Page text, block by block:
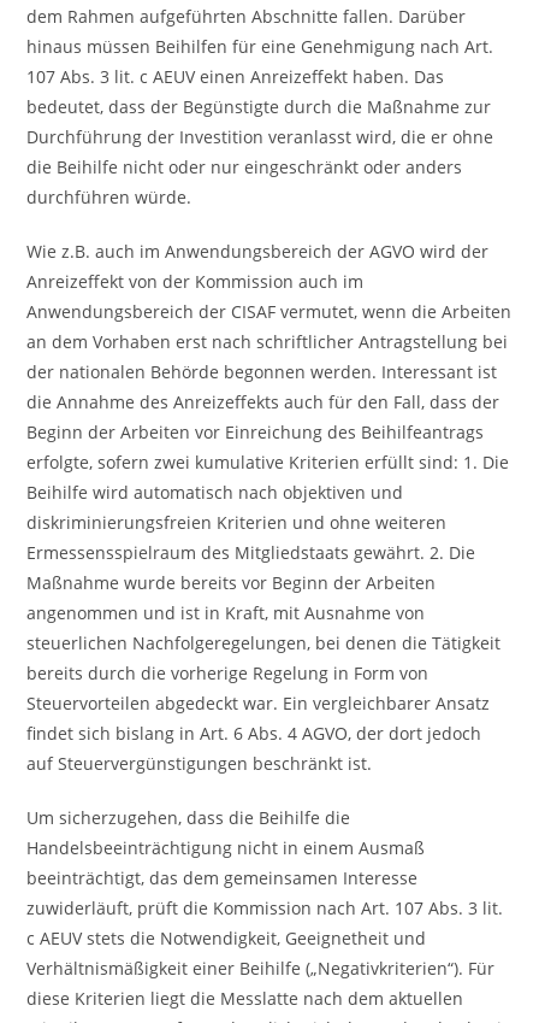
dem Rahmen aufgeführten Abschnitte fallen. Darüber
hinaus müssen Beihilfen für eine Genehmigung nach Art.
107 Abs. 3 lit. c AEUV einen Anreizeffekt haben. Das
bedeutet, dass der Begünstigte durch die Maßnahme zur
Durchführung der Investition veranlasst wird, die er ohne
die Beihilfe nicht oder nur eingeschränkt oder anders
durchführen würde.
Wie z.B. auch im Anwendungsbereich der AGVO wird der
Anreizeffekt von der Kommission auch im
Anwendungsbereich der CISAF vermutet, wenn die Arbeiten
an dem Vorhaben erst nach schriftlicher Antragstellung bei
der nationalen Behörde begonnen werden. Interessant ist
die Annahme des Anreizeffekts auch für den Fall, dass der
Beginn der Arbeiten vor Einreichung des Beihilfeantrags
erfolgte, sofern zwei kumulative Kriterien erfüllt sind: 1. Die
Beihilfe wird automatisch nach objektiven und
diskriminierungsfreien Kriterien und ohne weiteren
Ermessensspielraum des Mitgliedstaats gewährt. 2. Die
Maßnahme wurde bereits vor Beginn der Arbeiten
angenommen und ist in Kraft, mit Ausnahme von
steuerlichen Nachfolgeregelungen, bei denen die Tätigkeit
bereits durch die vorherige Regelung in Form von
Steuervorteilen abgedeckt war. Ein vergleichbarer Ansatz
findet sich bislang in Art. 6 Abs. 4 AGVO, der dort jedoch
auf Steuervergünstigungen beschränkt ist.
Um sicherzugehen, dass die Beihilfe die
Handelsbeeinträchtigung nicht in einem Ausmaß
beeinträchtigt, das dem gemeinsamen Interesse
zuwiderläuft, prüft die Kommission nach Art. 107 Abs. 3 lit.
c AEUV stets die Notwendigkeit, Geeignetheit und
Verhältnismäßigkeit einer Beihilfe („Negativkriterien“). Für
diese Kriterien liegt die Messlatte nach dem aktuellen